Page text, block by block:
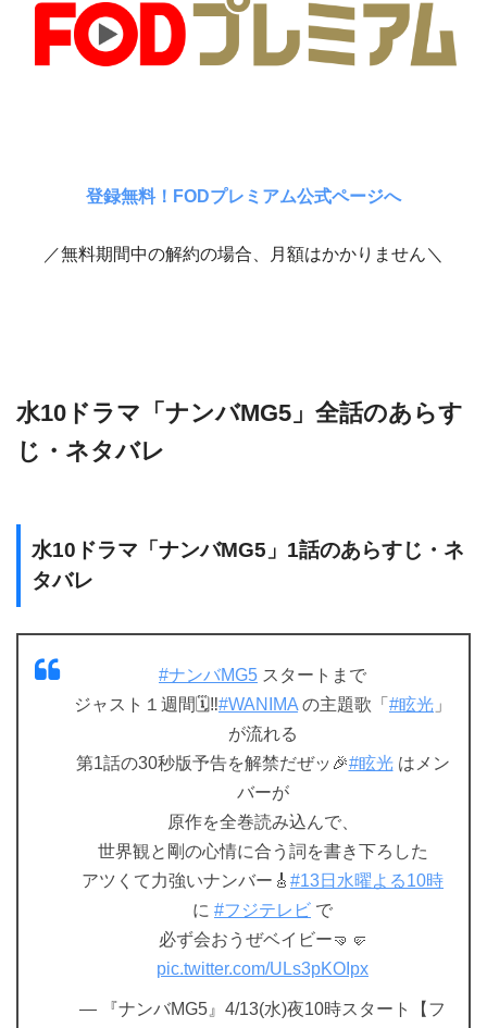
登録無料！FODプレミアム公式ページへ
／無料期間中の解約の場合、月額はかかりません＼
水10ドラマ「ナンバMG5」全話のあらす
じ・ネタバレ
水10ドラマ「ナンバMG5」1話のあらすじ・ネ
タバレ
#ナンバMG5 スタートまで
ジャスト１週間🗓️‼#WANIMA の主題歌「 #眩光 」
が流れる
第1話の30秒版予告を解禁だぜッ🎉#眩光はメン
バーが
原作を全巻読み込んで、
世界観と剛の心情に合う詞を書き下ろした
アツくて力強いナンバー🎸 #13日水曜よる10時
に #フジテレビ で
必ず会おうぜベイビー🤜🤛
pic.twitter.com/ULs3pKOIpx
— 『ナンバMG5』4/13(水)夜10時スタート【フ